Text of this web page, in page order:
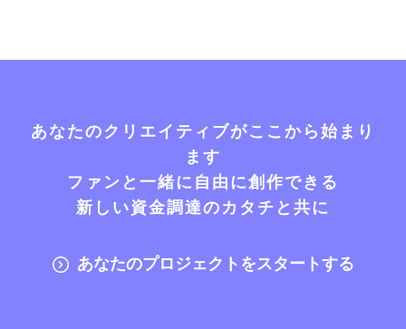
あなたのクリエイティブがここから始まり
ます
ファンと一緒に自由に創作できる
新しい資金調達のカタチと共に
あなたのプロジェクトをスタートする